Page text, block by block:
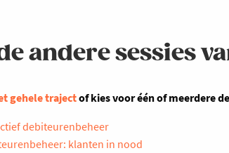
andere sessies
gehele trajectof kies voor één of meerdere
debiteurenbeheer
klanten in nood